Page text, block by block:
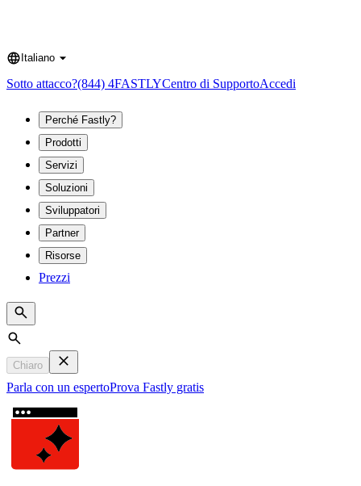
Language
Italiano
Sotto attacco?(844) 4FASTLYCentro di SupportoAccedi
Perché Fastly?
Prodotti
Servizi
Soluzioni
Sviluppatori
Partner
Risorse
Prezzi
Search
Chiaro
Parla con un espertoProva Fastly gratis